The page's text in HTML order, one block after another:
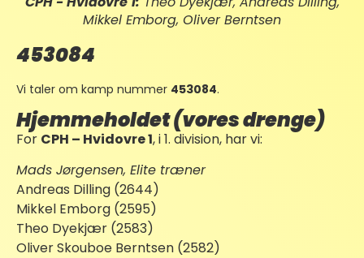
Mikkel Emborg, Oliver Berntsen
453084
Vi taler om kamp nummer 453084.
Hjemmeholdet (vores drenge)
For CPH – Hvidovre 1, i 1. division, har vi:
Mads Jørgensen, Elite træner
Andreas Dilling (2644)
Mikkel Emborg (2595)
Theo Dyekjær (2583)
Oliver Skouboe Berntsen (2582)